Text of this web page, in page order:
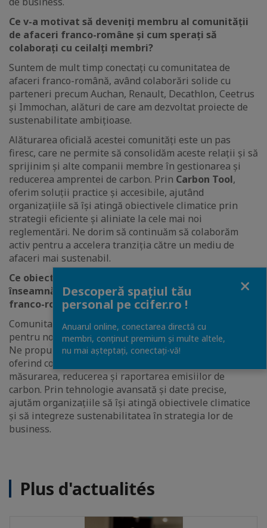
Ce v-a motivat să deveniți membru al comunității
de afaceri franco-române și cum sperați să
colaborați cu ceilalți membri?
Suntem de mult timp conectați cu comunitatea de
afaceri franco-română, având colaborări solide cu
parteneri precum Auchan, Renault, Decathlon, Ceetrus
și Immochan, alături de care am dezvoltat proiecte de
sustenabilitate ambițioase.
Alăturarea oficială acestei comunități este un pas
firesc, care ne permite să consolidăm aceste relații și să
sprijinim și alte companii membre în gestionarea și
reducerea amprentei de carbon. Prin Carbon Tool,
oferim soluții practice și accesibile, ajutând
organizațiile să își atingă obiectivele climatice prin
strategii eficiente și aliniate la cele mai noi
reglementări. Ne dorim să continuăm să colaborăm
activ pentru a accelera tranziția către un mediu de
afaceri mai sustenabil.
Ce obiective, planuri aveți pentru viitor și ce
înseamnă pentru dvs comunitatea de afaceri
franco-română?
Comunitatea de afaceri franco-română reprezintă
pentru noi un mediu valoros de colaborare și inovare.
Ne propunem să adaptăm continuuCarbon Tool
oferind companiilor o soluție simplă și eficientă pentru
măsurarea, reducerea și raportarea emisiilor de
carbon. Prin tehnologie avansată și date precise,
ajutăm organizațiile să își atingă obiectivele climatice
și să integreze sustenabilitatea în strategia lor de
business.
Plus d'actualités
Descoperă spațiul tău
personal pe ccifer.ro !
Anuarul online, conectarea directă cu
membri, conținut premium și multe altele,
nu mai așteptați, conectaţi-vă!